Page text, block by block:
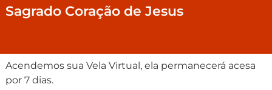
Sagrado Coração de Jesus
Acendemos sua Vela Virtual, ela permanecerá acesa
por 7 dias.